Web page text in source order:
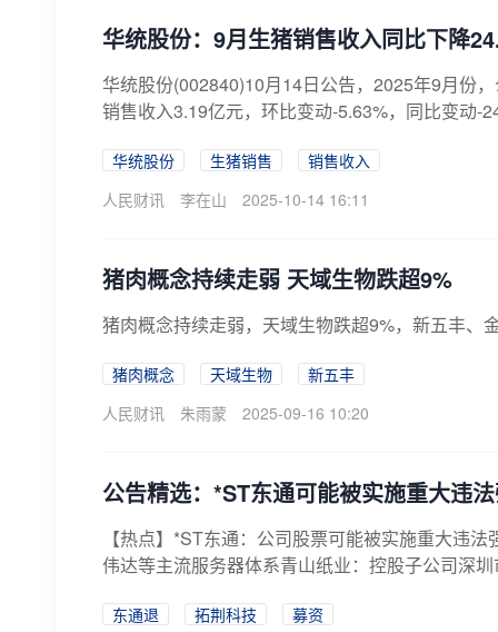
华统股份：9月生猪销售收入同比下降
华统股份(002840)10月14日公告，2025年9月份
销售收入3.19亿元，环比变动-5.63%，同比变动-
华统股份 生猪销售
销售收入
人民财讯
李在山 2025-10-14 16:11
猪肉概念持续走弱 天域生物跌超9%
猪肉概念持续走弱，天域生物跌超9%，新五丰、
猪肉概念 天域生物
新五丰
人民财讯
朱雨蒙 2025-09-16 10:20
公告精选：*ST东通可能被实施重大违
【热点】*ST东通：公司股票可能被实施重大违
伟达等主流服务器体系青山纸业：控股子公司深
东通退 拓荆科技
募资